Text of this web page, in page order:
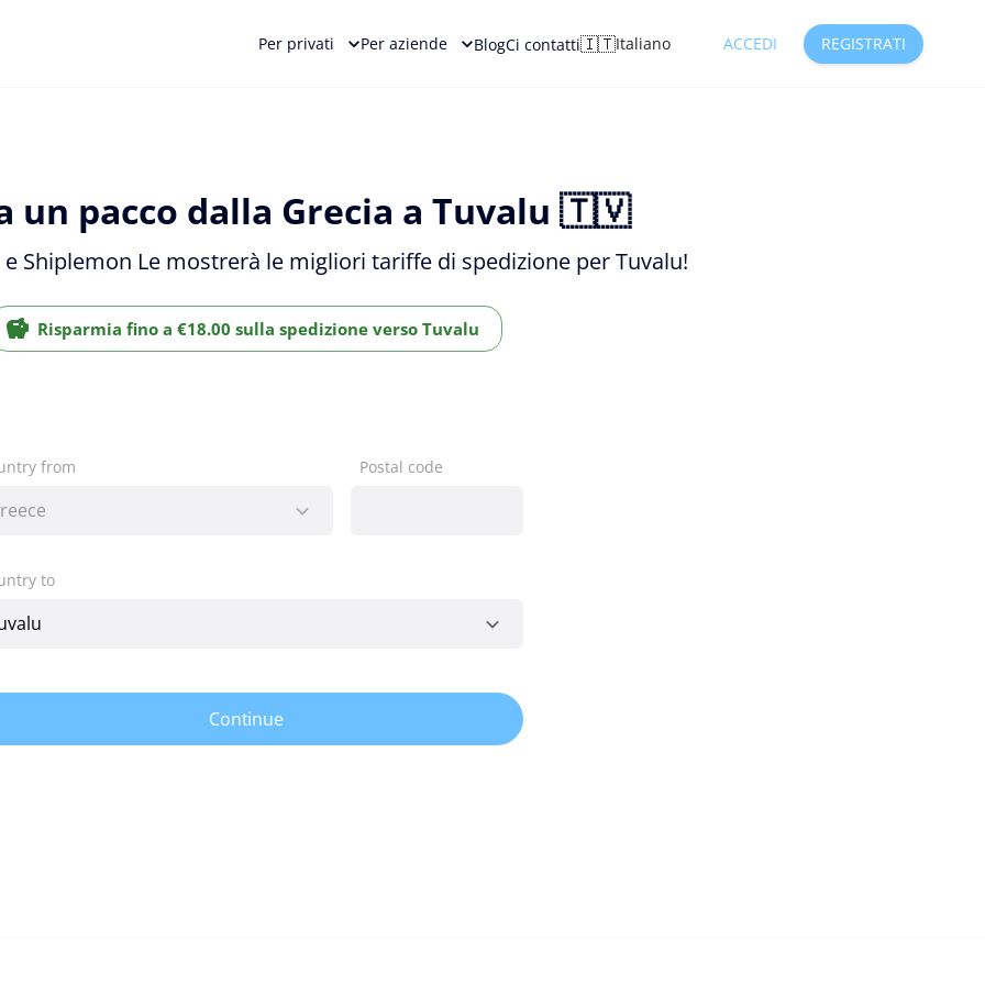
Per privati Per aziende BlogCi contatti🇮🇹Italiano ACCEDI REGISTRATI
un pacco dalla Grecia a Tuvalu 🇹🇻
Shiplemon Le mostrerà le migliori tariffe di spedizione per Tuvalu!
Risparmia fino a €18.00 sulla spedizione verso Tuvalu
from Postal code
to
Continue